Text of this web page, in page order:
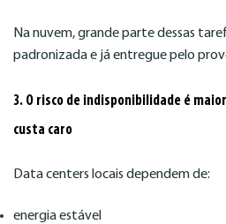
Na nuvem, grande parte dessas
padronizada e já entregue pelo
3. O risco de indisponibilidade é
custa caro
Data centers locais dependem de:
energia estável